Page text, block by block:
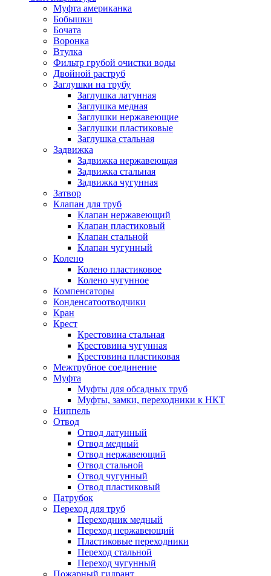
Муфта американка
Бобышки
Бочата
Воронка
Втулка
Фильтр грубой очистки воды
Двойной раструб
Заглушки на трубу
Заглушка латунная
Заглушка медная
Заглушки нержавеющие
Заглушки пластиковые
Заглушка стальная
Задвижка
Задвижка нержавеющая
Задвижка стальная
Задвижка чугунная
Затвор
Клапан для труб
Клапан нержавеющий
Клапан пластиковый
Клапан стальной
Клапан чугунный
Колено
Колено пластиковое
Колено чугунное
Компенсаторы
Конденсатоотводчики
Кран
Крест
Крестовина стальная
Крестовина чугунная
Крестовина пластиковая
Межтрубное соединение
Муфта
Муфты для обсадных труб
Муфты, замки, переходники к НКТ
Ниппель
Отвод
Отвод латунный
Отвод медный
Отвод нержавеющий
Отвод стальной
Отвод чугунный
Отвод пластиковый
Патрубок
Переход для труб
Переходник медный
Переход нержавеющий
Пластиковые переходники
Переход стальной
Переход чугунный
Пожарный гидрант